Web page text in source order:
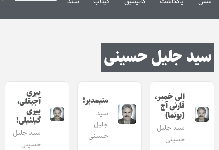
سید جلیل حسینی
الی خمیر،
قارنی آج
(پوئما)
سید جلیل
حسینی
منیمدیر!
سید
جلیل
حسینی
بیری
آجیقلی‌،
بیری
گیلئیلی!
سید جلیل
حسینی